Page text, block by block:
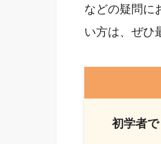
などの疑問に
い方は、ぜひ
初学者